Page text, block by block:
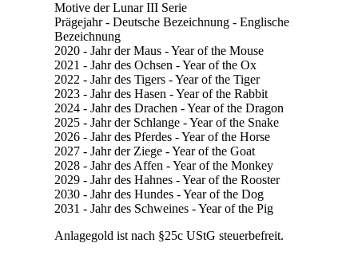
Motive der Lunar III Serie
Prägejahr - Deutsche Bezeichnung - Englische
Bezeichnung
2020 - Jahr der Maus - Year of the Mouse
2021 - Jahr des Ochsen - Year of the Ox
2022 - Jahr des Tigers - Year of the Tiger
2023 - Jahr des Hasen - Year of the Rabbit
2024 - Jahr des Drachen - Year of the Dragon
2025 - Jahr der Schlange - Year of the Snake
2026 - Jahr des Pferdes - Year of the Horse
2027 - Jahr der Ziege - Year of the Goat
2028 - Jahr des Affen - Year of the Monkey
2029 - Jahr des Hahnes - Year of the Rooster
2030 - Jahr des Hundes - Year of the Dog
2031 - Jahr des Schweines - Year of the Pig
Anlagegold ist nach §25c UStG steuerbefreit.